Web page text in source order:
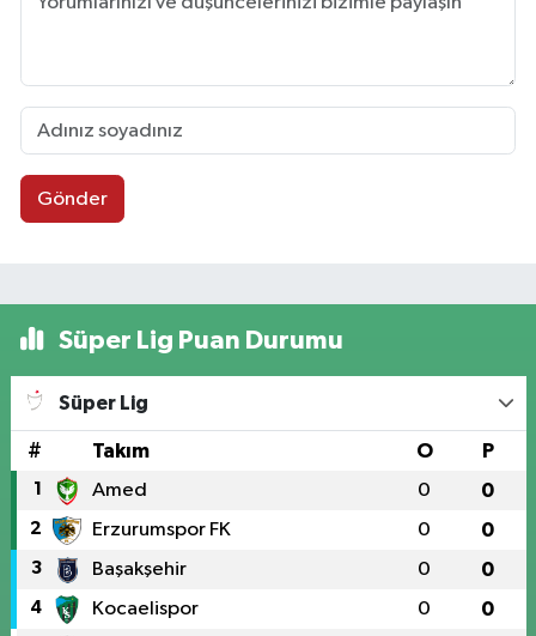
Gönder
Süper Lig Puan Durumu
Süper Lig
# Takım O P
1 Amed 0 0
2 Erzurumspor FK 0 0
3 Başakşehir 0 0
4 Kocaelispor 0 0